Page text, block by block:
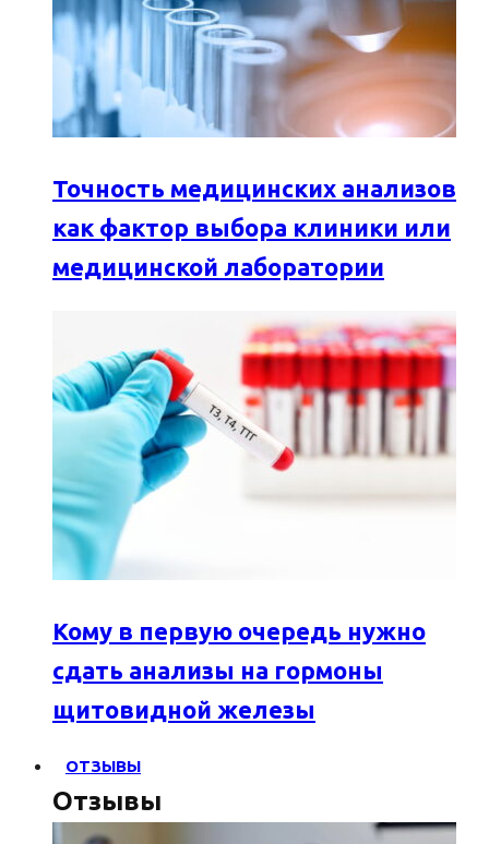
Точность медицинских анализов
как фактор выбора клиники или
медицинской лаборатории
Кому в первую очередь нужно
сдать анализы на гормоны
щитовидной железы
ОТЗЫВЫ
Отзывы